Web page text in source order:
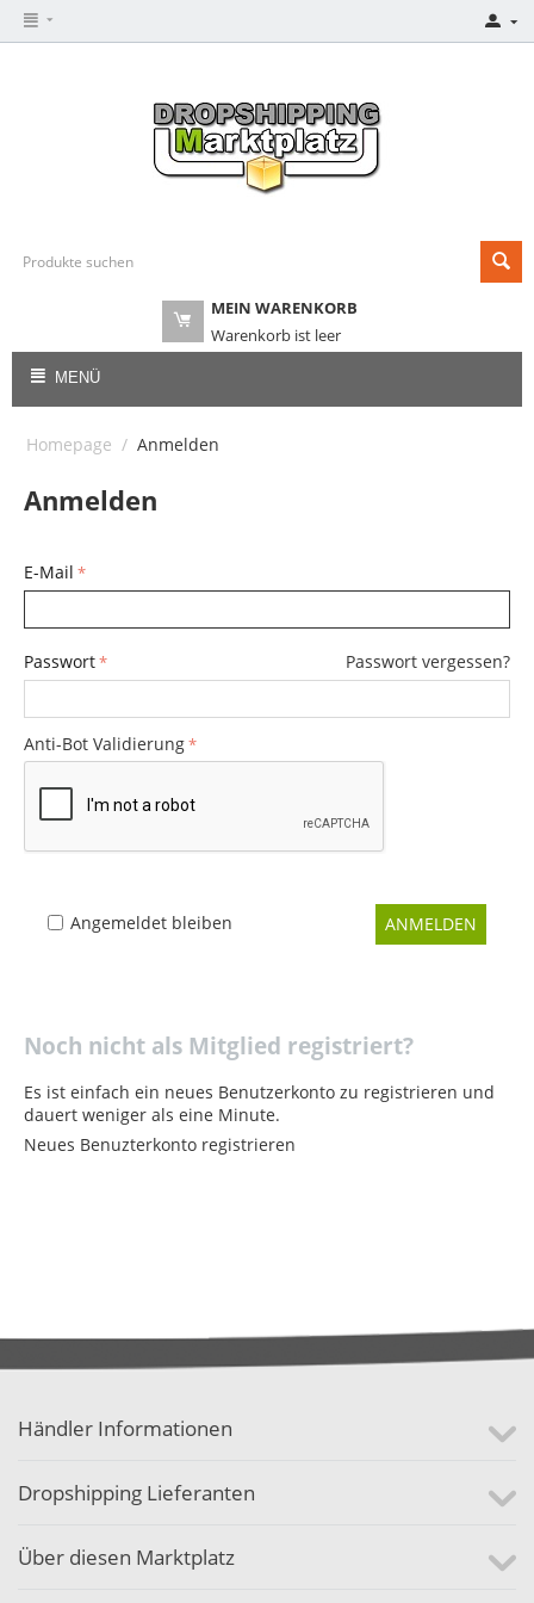
MEIN WARENKORB
Warenkorb ist leer
MENÜ
Homepage / Anmelden
Anmelden
E-Mail
Passwort Passwort vergessen?
Anti-Bot Validierung
ANMELDEN
Angemeldet bleiben
Noch nicht als Mitglied registriert?
Es ist einfach ein neues Benutzerkonto zu registrieren und
dauert weniger als eine Minute.
Neues Benuzterkonto registrieren
Händler Informationen
Dropshipping Lieferanten
Über diesen Marktplatz